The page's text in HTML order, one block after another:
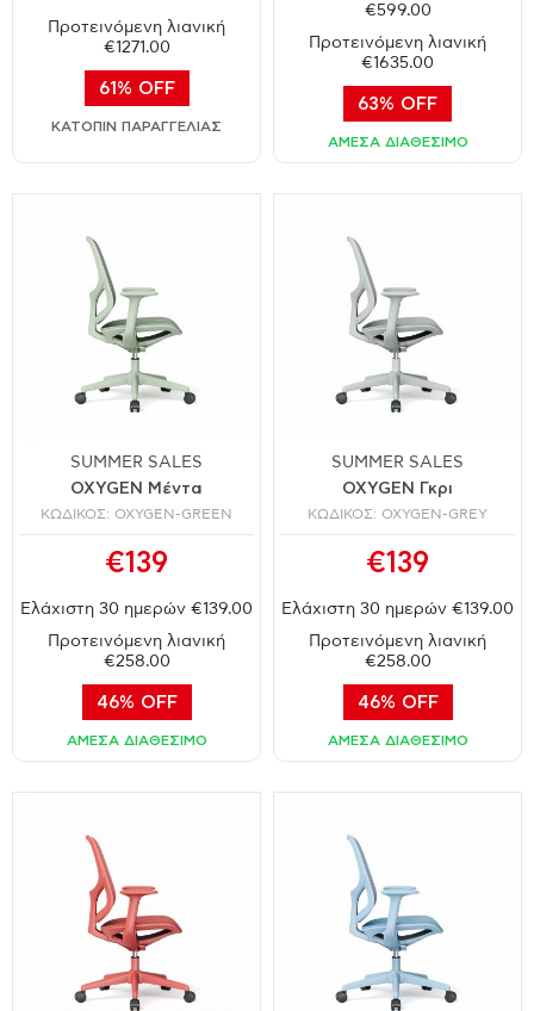
Προτεινόμενη λιανική
€1271.00
61% OFF
ΚΑΤΟΠΙΝ ΠΑΡΑΓΓΕΛΙΑΣ
€599.00
Προτεινόμενη λιανική
€1635.00
63% OFF
ΑΜΕΣΑ ΔΙΑΘΕΣΙΜΟ
SUMMER SALES
OXYGEN Μέντα
ΚΩΔΙΚΟΣ: OXYGEN-GREEN
€139
Ελάχιστη 30 ημερών €139.00
Προτεινόμενη λιανική
€258.00
46% OFF
ΑΜΕΣΑ ΔΙΑΘΕΣΙΜΟ
SUMMER SALES
OXYGEN Γκρι
ΚΩΔΙΚΟΣ: OXYGEN-GREY
€139
Ελάχιστη 30 ημερών €139.00
Προτεινόμενη λιανική
€258.00
46% OFF
ΑΜΕΣΑ ΔΙΑΘΕΣΙΜΟ